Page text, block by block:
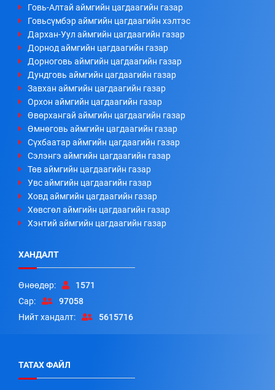
Говь-Алтай аймгийн цагдаагийн газар
Говьсүмбэр аймгийн цагдаагийн хэлтэс
Дархан-Уул аймгийн цагдаагийн газар
Дорнод аймгийн цагдаагийн газар
Дорноговь аймгийн цагдаагийн газар
Дундговь аймгийн цагдаагийн газар
Завхан аймгийн цагдаагийн газар
Орхон аймгийн цагдаагийн газар
Өвөрхангай аймгийн цагдаагийн газар
Өмнөговь аймгийн цагдаагийн газар
Сүхбаатар аймгийн цагдаагийн газар
Сэлэнгэ аймгийн цагдаагийн газар
Төв аймгийн цагдаагийн газар
Увс аймгийн цагдаагийн газар
Ховд аймгийн цагдаагийн газар
Хөвсгөл аймгийн цагдаагийн газар
Хэнтий аймгийн цагдаагийн газар
ХАНДАЛТ
Өнөөдөр:
1571
Сар:
97058
Нийт хандалт:
5615716
ТАТАХ ФАЙЛ